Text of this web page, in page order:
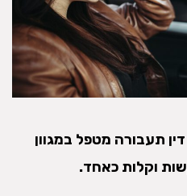
תעבורה מטפל במגוון
וקלות כאחד.